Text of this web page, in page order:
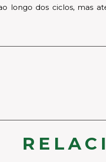
longo dos ciclos, mas